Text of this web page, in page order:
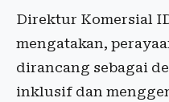
Direktur Komersial
mengatakan,
dirancang sebagai
inklusif dan